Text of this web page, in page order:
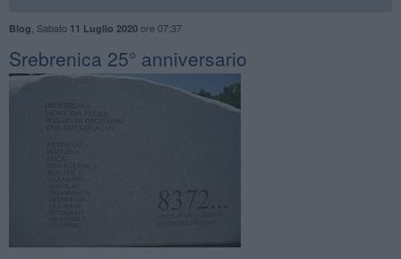
Blog Sabato 11 Luglio 2020ore 07:37
Srebrenica 25° anniversario